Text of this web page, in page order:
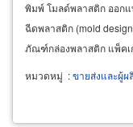
พิมพ์ โมลด์พลาสติก ออก
ฉีดพลาสติก (mold
ภัณฑ์กล่องพลาสติก แพ็ค
อาหาร ภาชนะพลาสติก
อุตสาหกรรมประเภทต่าง
หมวดหมู่ :ขายส่งและผู้ผ